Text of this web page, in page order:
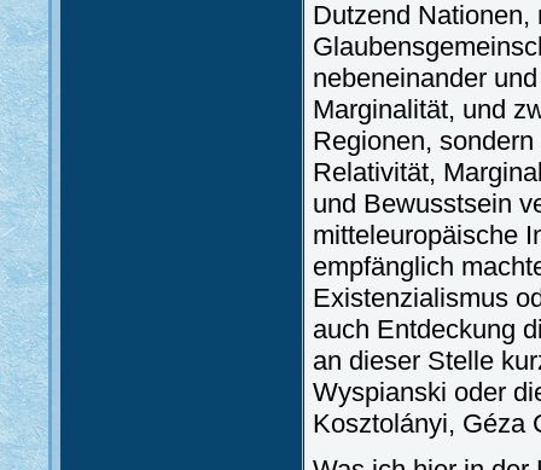
Dutzend Nationen,
nebeneinander
Marginalität, und
Regionen,
Relativität,
und Bewusstsein
mitteleuropäische
empfänglich
Existenzialismus
auch Entdeckung
an dieser Stelle
Wyspianski oder
Kosztolányi, Géza